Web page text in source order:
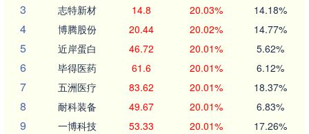
3 志特新材 14.8 20.03% 14.18%
4 博腾股份 20.44 20.02% 14.77%
5 近岸蛋白 46.72 20.01% 5.62%
6 毕得医药 61.6 20.01% 6.12%
7 五洲医疗 83.62 20.01% 18.37%
8 耐科装备 49.67 20.01% 6.83%
9 一博科技 53.33 20.01% 17.26%